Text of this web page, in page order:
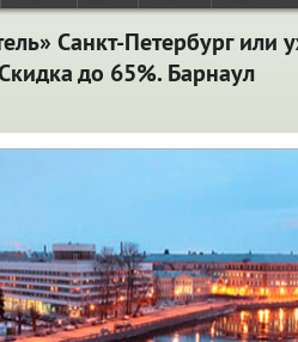
Санкт-Петербург или
до 65%. Барнаул